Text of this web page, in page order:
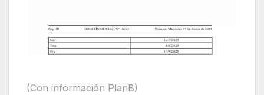
(Con información PlanB)